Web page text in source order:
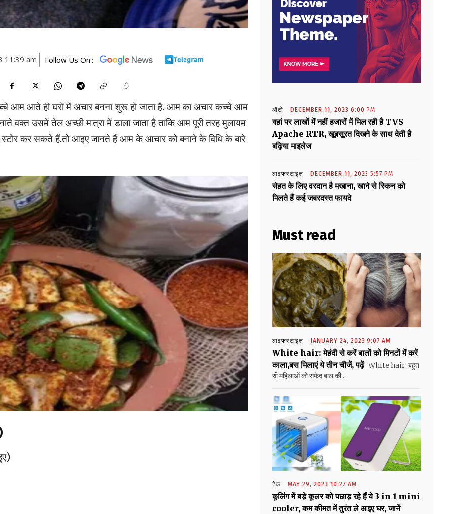
11:39 am Follow Us On :
आम आते ही घरों में अचार बनना शुरू हो जाता है. आम का अचार कच्चे आम
वक्त उसमें तेल अच्छी मात्रा में डाला जाता है ताकि आम पूरी तरह मुलायम
कर सकते हैं.तो‌ आइए जानते हैं आम के आचार को बनाने के विधि के बारे
ऑटो DECEMBER 11, 2023 6:00 PM
यहां पर लाखों में नहीं हजारों में मिल रही है TVS
Apache RTR, खूबसूरत दिखने के साथ देती है
बढ़िया माइलेज
लाइफस्टाइल DECEMBER 11, 2023 5:57 PM
सेहत के लिए वरदान है मखाना, खाने से स्किन को
मिलते हैं कई जबरदस्त फायदे
Must read
लाइफस्टाइल JANUARY 24, 2023 9:07 AM
White hair: मेहंदी से करें बालों को मिनटों में करें
काला,बस मिलाएं ये तीन‌ चीजें, पढ़ें White hair: बहुत
सी महिलाओं को सफेद बाल की...
टेक MAY 29, 2023 10:27 AM
कूलिंग में बड़े कूलर को पछाड़ रहे हैं ये 3 in 1 mini
cooler, कम कीमत में तुरंत ले आइए घर, जानें